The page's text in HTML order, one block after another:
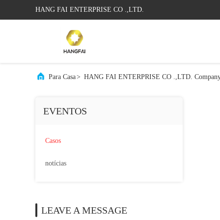
HANG FAI ENTERPRISE CO .,LTD.
Para Casa> HANG FAI ENTERPRISE CO .,LTD. Company
EVENTOS
Casos
notícias
LEAVE A MESSAGE